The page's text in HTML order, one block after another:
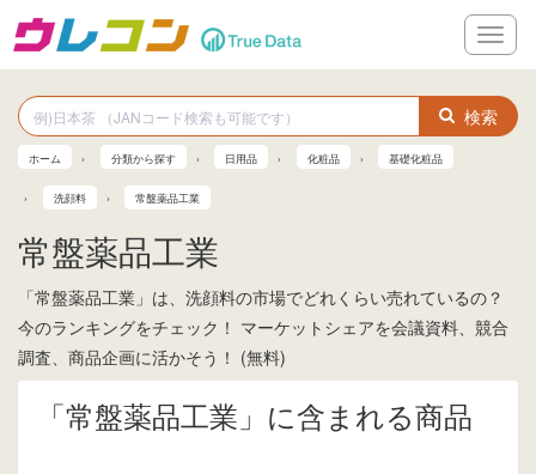
メ
ニ
ー
検索
ホーム 分類から探す 日用品 化粧品 基礎化粧品
洗顔料 常盤薬品工業
常盤薬品工業
「常盤薬品工業」は、洗顔料の市場でどれくらい売れているの？
今のランキングをチェック！ マーケットシェアを会議資料、競合
調査、商品企画に活かそう！ (無料)
「常盤薬品工業」に含まれる商品